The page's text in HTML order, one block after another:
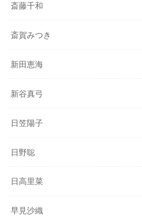
斎藤千和
斎賀みつき
新田恵海
新谷真弓
日笠陽子
日野聡
日高里菜
早見沙織